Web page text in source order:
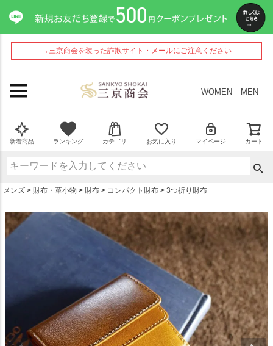
→三京商会を装った詐欺サイト・メールにご注意ください
WOMEN MEN
新着商品 ランキング カテゴリ お気に入り マイページ カート
メンズ 財布・革小物 財布 コンパクト財布 3つ折り財布
ペー
ジト
ップ
へ